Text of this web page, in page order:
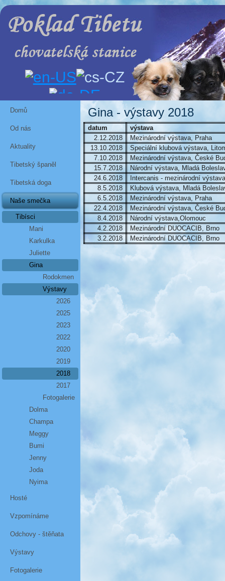
Domů
Od nás
Aktuality
Tibetský španěl
Tibetská doga
Naše smečka
Tibísci
Mani
Karkulka
Juliette
Gina
Rodokmen
Výstavy
2026
2025
2023
2022
2020
2019
2018
2017
Fotogalerie
Dolma
Champa
Meggy
Bumi
Jenny
Joda
Nyima
Hosté
Vzpomínáme
Odchovy - štěňata
Výstavy
Fotogalerie
Gina - výstavy 2018
datum
výstava
2.12.2018
Mezinárodní výstava, Praha
13.10.2018
Speciální klubová výstava,
7.10.2018
Mezinárodní výstava, České
15.7.2018
Národní výstava, Mladá
24.6.2018
Intercanis - mezinárodní
8.5.2018
Klubová výstava, Mladá
6.5.2018
Mezinárodní výstava, Praha
22.4.2018
Mezinárodní výstava, České
8.4.2018
Národní výstava,Olomouc
4.2.2018
Mezinárodní DUOCACIB, Brno
3.2.2018
Mezinárodní DUOCACIB, Brno